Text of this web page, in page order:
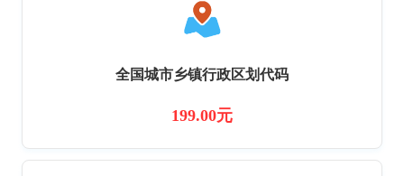
全国城市乡镇行政区划代码
199.00元